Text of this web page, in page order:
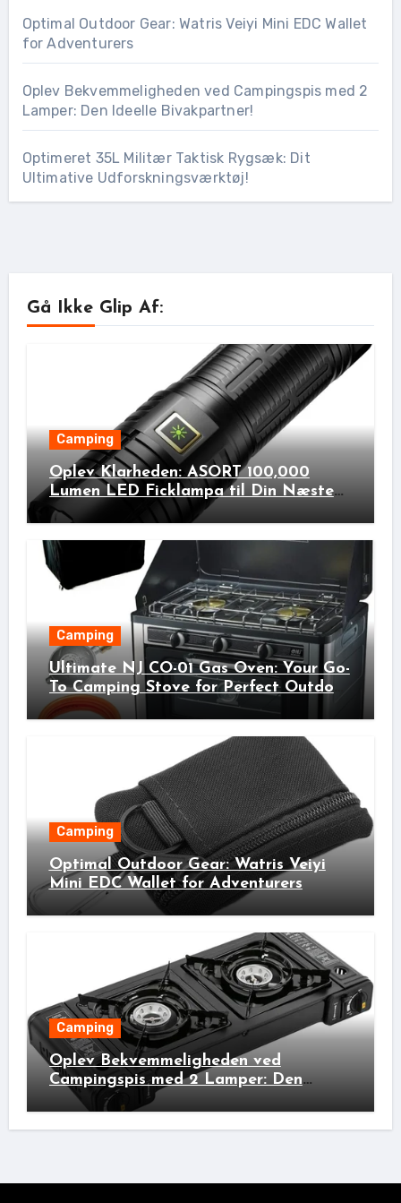
Optimal Outdoor Gear: Watris Veiyi Mini EDC Wallet
for Adventurers
Oplev Bekvemmeligheden ved Campingspis med 2
Lamper: Den Ideelle Bivakpartner!
Optimeret 35L Militær Taktisk Rygsæk: Dit
Ultimative Udforskningsværktøj!
Gå Ikke Glip Af:
Camping
Oplev Klarheden: ASORT 100,000
Lumen LED Ficklampa til Din Næste
Udendørs Eventyr!
Camping
Ultimate NJ CO-01 Gas Oven: Your Go-
To Camping Stove for Perfect Outdoor
Cooking!
Camping
Optimal Outdoor Gear: Watris Veiyi
Mini EDC Wallet for Adventurers
Camping
Oplev Bekvemmeligheden ved
Campingspis med 2 Lamper: Den
Ideelle Bivakpartner!